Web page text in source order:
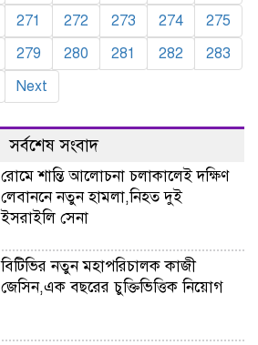
271 272 273 274
275
279 280 281 282
283
Next
সর্বশেষ সংবাদ
রোমে শান্তি আলোচনা চলাকালেই দক্ষিণ
লেবাননে নতুন হামলা,নিহত দুই
ইসরাইলি সেনা
বিটিভির নতুন মহাপরিচালক কাজী
জেসিন,এক বছরের চুক্তিভিত্তিক নিয়োগ